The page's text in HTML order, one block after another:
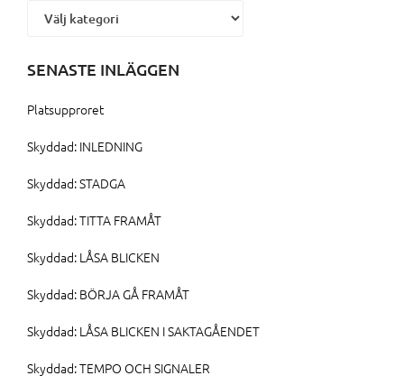
Kategorier
SENASTE INLÄGGEN
Platsupproret
Skyddad: INLEDNING
Skyddad: STADGA
Skyddad: TITTA FRAMÅT
Skyddad: LÅSA BLICKEN
Skyddad: BÖRJA GÅ FRAMÅT
Skyddad: LÅSA BLICKEN I SAKTAGÅENDET
Skyddad: TEMPO OCH SIGNALER